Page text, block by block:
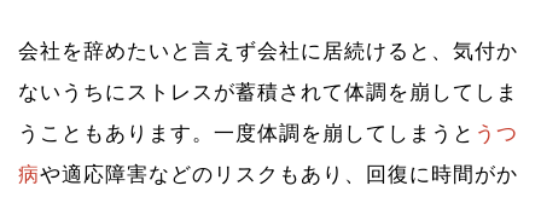
会社を辞めたいと言えず会社に居続けると、気付か
ないうちにストレスが蓄積されて体調を崩してしま
うこともあります。一度体調を崩してしまうと うつ
病や適応障害などのリスクもあり、回復に時間がか